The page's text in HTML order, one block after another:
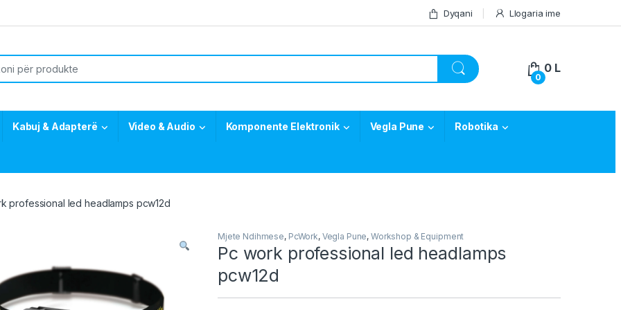
Dyqani Llogaria ime
0
0 L
Kabuj & Adapterë Video & Audio Komponente Elektronik Vegla Pune Robotika
professional led headlamps pcw12d
Mjete Ndihmese, PcWork, Vegla Pune,Workshop & Equipment
Pc work professional led headlamps
pcw12d